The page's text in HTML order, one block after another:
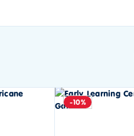
-10%